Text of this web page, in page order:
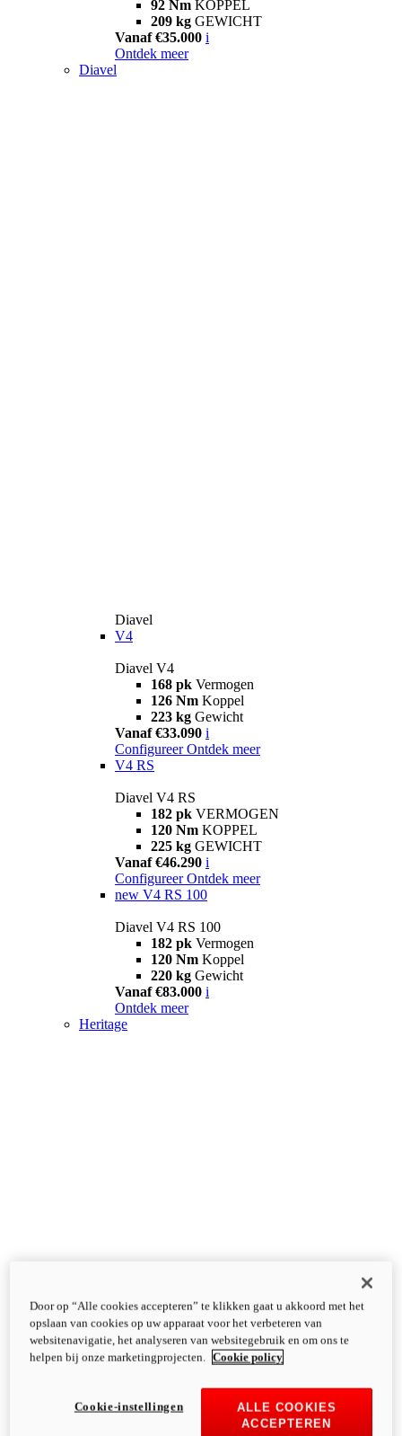
92 Nm KOPPEL
209 kg GEWICHT
Vanaf €35.000 i
Ontdek meer
Diavel
Diavel
V4
Diavel V4
168 pk Vermogen
126 Nm Koppel
223 kg Gewicht
Vanaf €33.090 i
Configureer Ontdek meer
V4 RS
Diavel V4 RS
182 pk VERMOGEN
120 Nm KOPPEL
225 kg GEWICHT
Vanaf €46.290 i
Configureer Ontdek meer
new V4 RS 100
Diavel V4 RS 100
182 pk Vermogen
120 Nm Koppel
220 kg Gewicht
Vanaf €83.000 i
Ontdek meer
Heritage
Door op “Alle cookies accepteren” te klikken gaat u akkoord met het
opslaan van cookies op uw apparaat voor het verbeteren van
websitenavigatie, het analyseren van websitegebruik en om ons te
helpen bij onze marketingprojecten.
Cookie policy
ALLE COOKIES
ACCEPTEREN
Cookie-instellingen